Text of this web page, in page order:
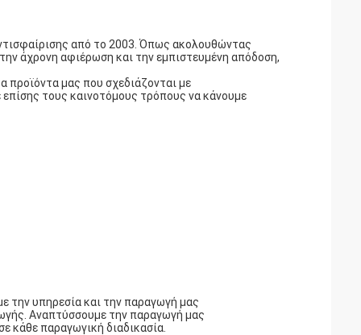
από το 2003. Όπως ακολουθώντας
άχρονη αφιέρωση και την εμπιστευμένη απόδοση,
προϊόντα μας που σχεδιάζονται με
τους καινοτόμους τρόπους να κάνουμε
την υπηρεσία και την παραγωγή μας
Αναπτύσσουμε την παραγωγή μας
κάθε παραγωγική διαδικασία.